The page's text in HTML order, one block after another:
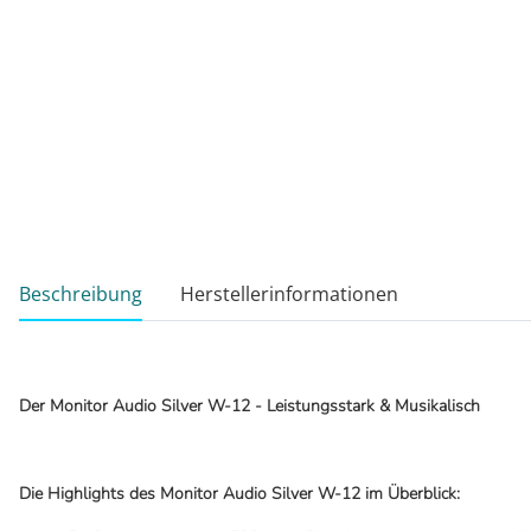
weitere Registerkarten anzeigen
Beschreibung Herstellerinformationen
Der Monitor Audio Silver W-12 - Leistungsstark & Musikalisch
Die Highlights des Monitor Audio Silver W-12 im Überblick: